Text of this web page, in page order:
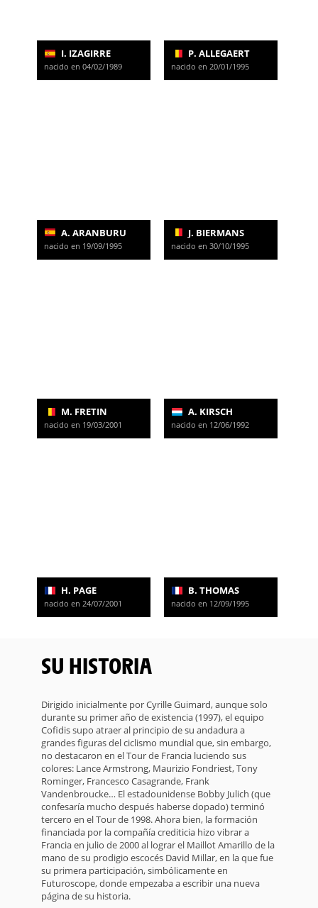
I. IZAGIRRE
nacido en 04/02/1989
P. ALLEGAERT
nacido en 20/01/1995
A. ARANBURU
nacido en 19/09/1995
J. BIERMANS
nacido en 30/10/1995
M. FRETIN
nacido en 19/03/2001
A. KIRSCH
nacido en 12/06/1992
H. PAGE
nacido en 24/07/2001
B. THOMAS
nacido en 12/09/1995
SU HISTORIA
Dirigido inicialmente por Cyrille Guimard, aunque solo
durante su primer año de existencia (1997), el equipo
Cofidis supo atraer al principio de su andadura a
grandes figuras del ciclismo mundial que, sin embargo,
no destacaron en el Tour de Francia luciendo sus
colores: Lance Armstrong, Maurizio Fondriest, Tony
Rominger, Francesco Casagrande, Frank
Vandenbroucke… El estadounidense Bobby Julich (que
confesaría mucho después haberse dopado) terminó
tercero en el Tour de 1998. Ahora bien, la formación
financiada por la compañía crediticia hizo vibrar a
Francia en julio de 2000 al lograr el Maillot Amarillo de la
mano de su prodigio escocés David Millar, en la que fue
su primera participación, simbólicamente en
Futuroscope, donde empezaba a escribir una nueva
página de su historia.